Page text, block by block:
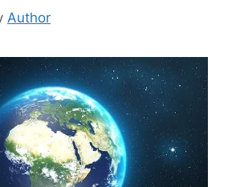
Author